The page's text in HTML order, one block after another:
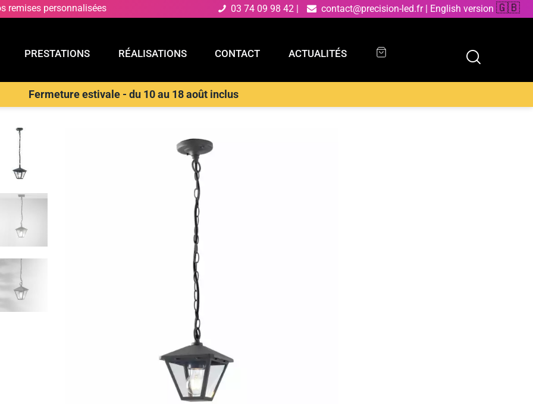
remises personnalisées 03 74 09 98 42 | contact@precision-led.fr | English version 🇬🇧
PRESTATIONS RÉALISATIONS CONTACT ACTUALITÉS
Fermeture estivale - du 10 au 18 août inclus
PRESTATIONS RÉALISATIONS CONTACT
extérieures> INTEC Suspension d’extérieur PRISMA en aluminium anthracite et verre